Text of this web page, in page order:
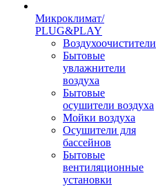
Микроклимат/
PLUG&PLAY
Воздухоочистители
Бытовые
увлажнители
воздуха
Бытовые
осушители воздуха
Мойки воздуха
Осушители для
бассейнов
Бытовые
вентиляционные
установки